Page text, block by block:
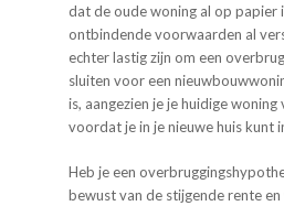
dat de oude woning al op papier
ontbindende voorwaarden al
echter lastig zijn om een
sluiten voor een
is, aangezien je je huidige
voordat je in je nieuwe huis kunt
Heb je een
bewust van de stijgende rente